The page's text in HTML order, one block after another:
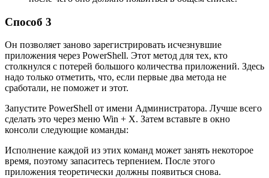
Способ 3
Он позволяет заново зарегистрировать исчезнувшие
приложения через PowerShell. Этот метод для тех, кто
столкнулся с потерей большого количества приложений. Здесь
надо только отметить, что, если первые два метода не
сработали, не поможет и этот.
Запустите PowerShell от имени Администратора. Лучше всего
сделать это через меню Win + X. Затем вставьте в окно
консоли следующие команды:
Исполнение каждой из этих команд может занять некоторое
время, поэтому запаситесь терпением. После этого
приложения теоретически должны появиться снова.